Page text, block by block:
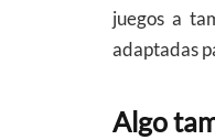
juegos a
adaptadas
Algo